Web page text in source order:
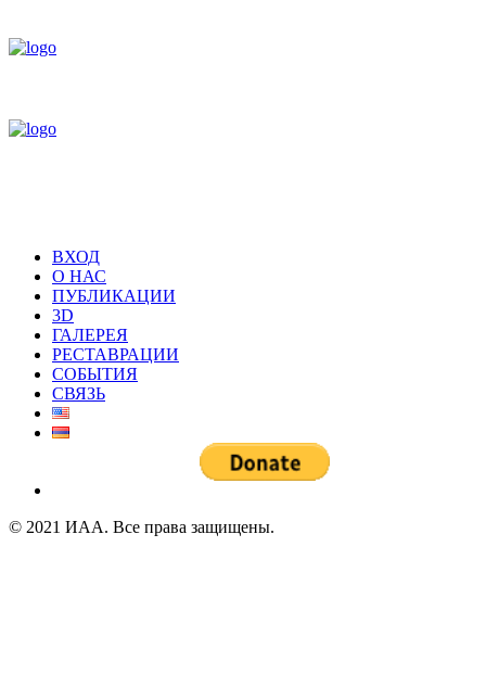
ВХОД
О НАС
ПУБЛИКАЦИИ
3D
ГАЛЕРЕЯ
РЕСТАВРАЦИИ
СОБЫТИЯ
СВЯЗЬ
© 2021 ИАА. Все права защищены.